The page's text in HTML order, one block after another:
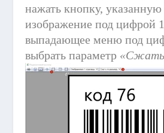
нажать кнопку,
изображение под цифрой
выпадающее меню под
выбрать параметр «Сжать